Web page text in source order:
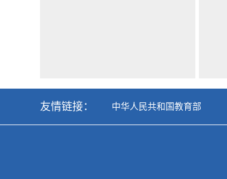
友情链接： 中华人民共和国教育部